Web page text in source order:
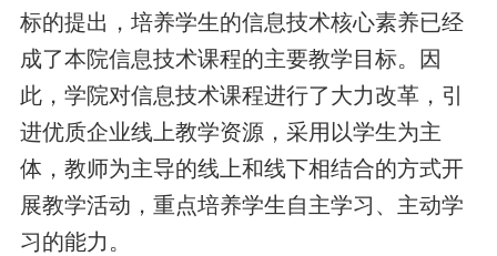
标的提出，培养学生的信息技术核心素养已经
成了本院信息技术课程的主要教学目标。因
此，学院对信息技术课程进行了大力改革，引
进优质企业线上教学资源，采用以学生为主
体，教师为主导的线上和线下相结合的方式开
展教学活动，重点培养学生自主学习、主动学
习的能力。